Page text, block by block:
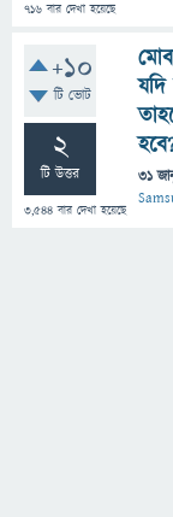
716 বার দেখা হয়েছে
+10
টি ভোট
2
টি উত্তর
3,544 বার দেখা হয়েছে
31